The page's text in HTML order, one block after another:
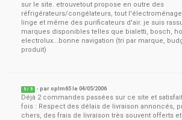
sur le site. etrouvetout propose en outre des
réfrigérateurs/congélateurs, tout
linge et même des purificateurs d'air. je suis
marques disponibles telles que bialetti, bosch,
electrolux...bonne navigation (tri par marque,
produit)
5 / 5 - paroplm65 le04/05/2006
Déjà 2 commandes passées sur ce site et
fois : Respect des délais de livraison annoncés,
chers, des frais de livraison très souvent offerts